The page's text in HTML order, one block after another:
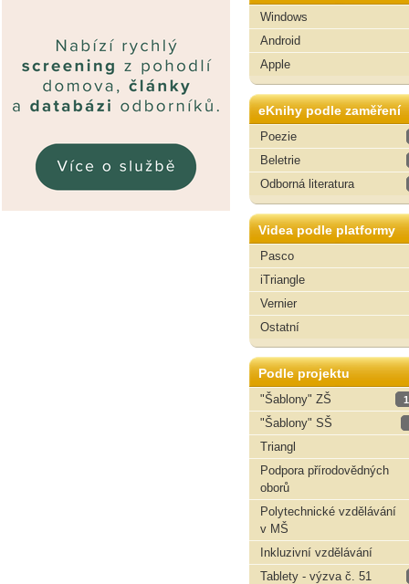
Windows
Android
Apple
eKnihy podle zaměření
Poezie
Beletrie
Odborná literatura
Videa podle platformy
Pasco
iTriangle
Vernier
Ostatní
Podle projektu
"Šablony" ZŠ
"Šablony" SŠ
Triangl
Podpora přírodovědných
oborů
Polytechnické vzdělávání
v MŠ
Inkluzivní vzdělávání
Tablety - výzva č. 51